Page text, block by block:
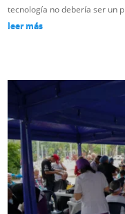
tecnología no debería ser un
leer más